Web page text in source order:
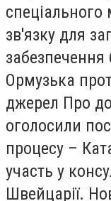
спеціального
зв'язку для
забезпечення
Ормузька
джерел Про
оголосили
процесу –
участь у
Швейцарії.